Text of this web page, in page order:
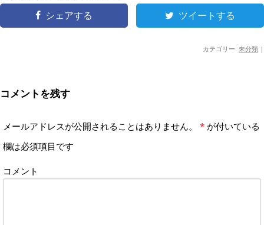
シェアする ツイートする
カテゴリー: 未分類 |
コメントを残す
メールアドレスが公開されることはありません。 * が付いている
欄は必須項目です
コメント